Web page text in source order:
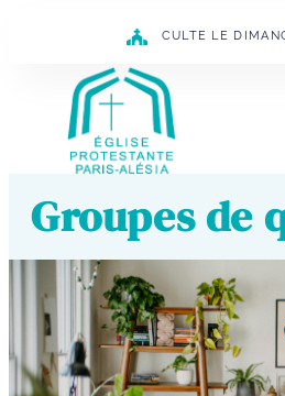
CULTE LE
Groupes de